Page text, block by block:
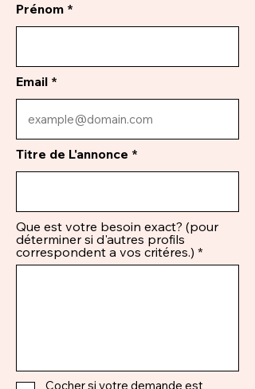
Prénom
Email
Titre de L'annonce
Que est votre besoin exact? (pour
déterminer si d'autres profils
correspondent a vos critéres.)
Cocher si votre demande est